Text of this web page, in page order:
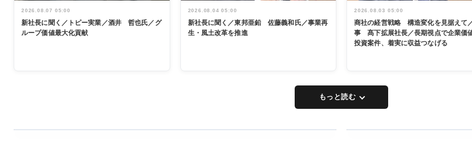
2026.08.07 05:00
新社長に聞く／トピー実業／酒井 哲也氏／グ
ループ価値最大化貢献
2026.08.04 05:00
新社長に聞く／東邦亜鉛 佐藤義和氏／事業再
生・風土改革を推進
2026.08.03 05:00
商社の経営戦略 構造変化を見据えて
事 髙下拡展社長／長期視点で企業価
投資案件、着実に収益つなげる
もっと読む